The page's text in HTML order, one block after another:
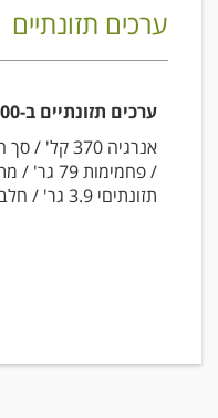
ערכים תזונתיים
ערכים תזונתיים ב-100 גרם מזון:
תזונתיםי 3.9 גר' / חלבונים 7 גר'